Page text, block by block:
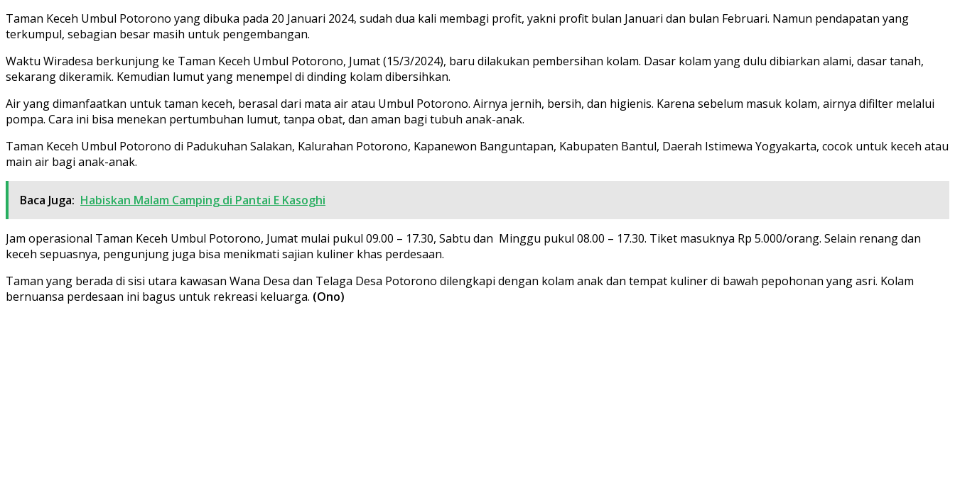
Taman Keceh Umbul Potorono yang dibuka pada 20 Januari 2024, sudah dua kali membagi profit, yakni profit bulan Januari dan bulan Februari. Namun pendapatan yang
terkumpul, sebagian besar masih untuk pengembangan.
Waktu Wiradesa berkunjung ke Taman Keceh Umbul Potorono, Jumat (15/3/2024), baru dilakukan pembersihan kolam. Dasar kolam yang dulu dibiarkan alami, dasar tanah,
sekarang dikeramik. Kemudian lumut yang menempel di dinding kolam dibersihkan.
Air yang dimanfaatkan untuk taman keceh, berasal dari mata air atau Umbul Potorono. Airnya jernih, bersih, dan higienis. Karena sebelum masuk kolam, airnya difilter melalui
pompa. Cara ini bisa menekan pertumbuhan lumut, tanpa obat, dan aman bagi tubuh anak-anak.
Taman Keceh Umbul Potorono di Padukuhan Salakan, Kalurahan Potorono, Kapanewon Banguntapan, Kabupaten Bantul, Daerah Istimewa Yogyakarta, cocok untuk keceh atau
main air bagi anak-anak.
Baca Juga: Habiskan Malam Camping di Pantai E Kasoghi
Jam operasional Taman Keceh Umbul Potorono, Jumat mulai pukul 09.00 – 17.30, Sabtu dan Minggu pukul 08.00 – 17.30. Tiket masuknya Rp 5.000/orang. Selain renang dan
keceh sepuasnya, pengunjung juga bisa menikmati sajian kuliner khas perdesaan.
Taman yang berada di sisi utara kawasan Wana Desa dan Telaga Desa Potorono dilengkapi dengan kolam anak dan tempat kuliner di bawah pepohonan yang asri. Kolam
bernuansa perdesaan ini bagus untuk rekreasi keluarga. (Ono)